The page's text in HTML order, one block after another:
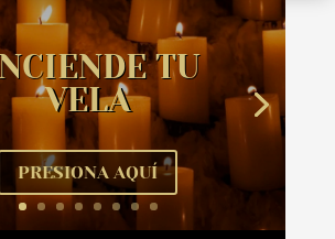
TU
VELA
PRESIONA AQUÍ